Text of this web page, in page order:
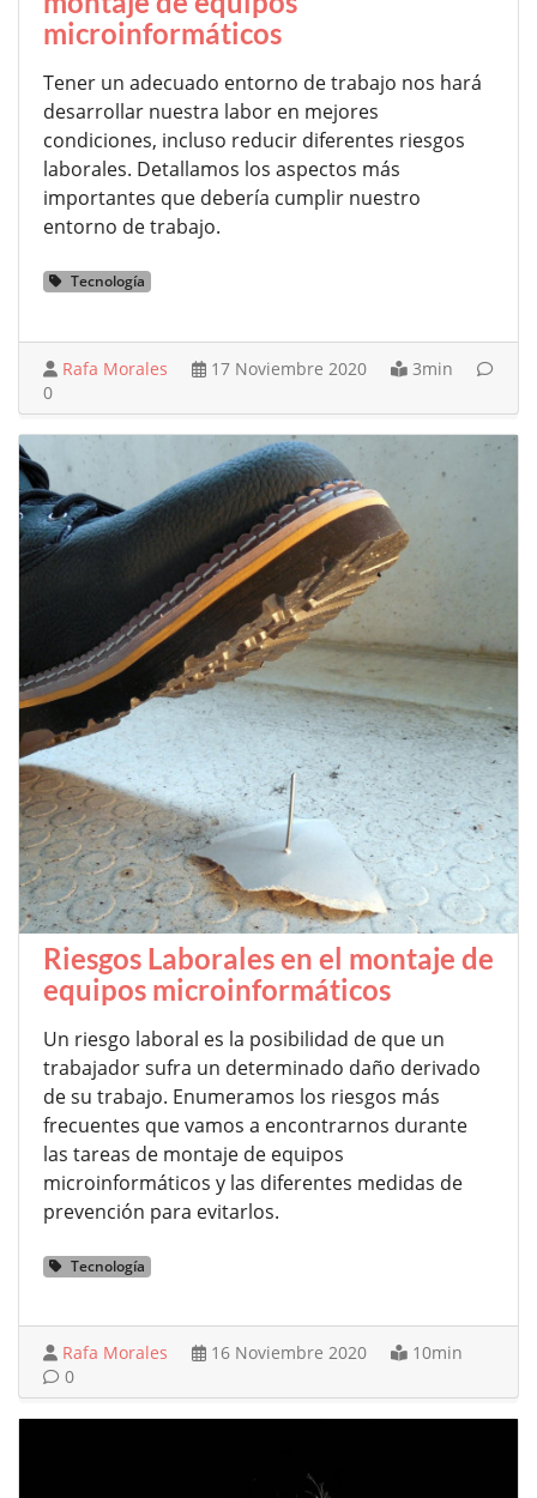
microinformáticos
Tener un adecuado entorno de trabajo nos hará
desarrollar nuestra labor en mejores
condiciones, incluso reducir diferentes riesgos
laborales. Detallamos los aspectos más
importantes que debería cumplir nuestro
entorno de trabajo.
Tecnología
Rafa Morales 17 Noviembre 2020
3min
0
Riesgos Laborales en el montaje de
equipos microinformáticos
Un riesgo laboral es la posibilidad de que un
trabajador sufra un determinado daño derivado
de su trabajo. Enumeramos los riesgos más
frecuentes que vamos a encontrarnos durante
las tareas de montaje de equipos
microinformáticos y las diferentes medidas de
prevención para evitarlos.
Tecnología
Rafa Morales 16 Noviembre 2020
10min
0